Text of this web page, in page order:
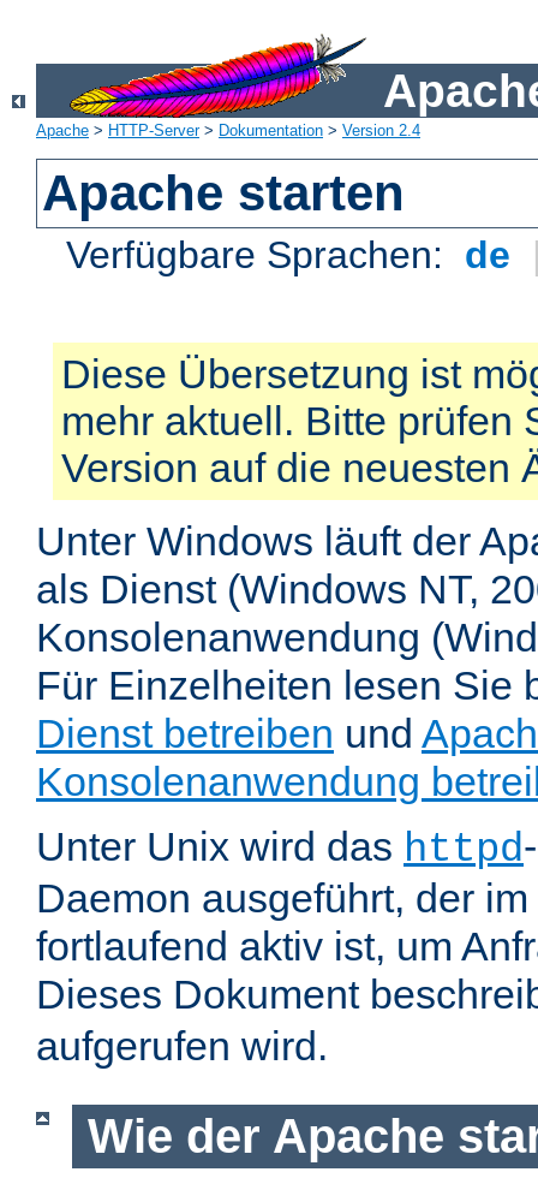
Apache > HTTP-Server> Dokumentation > Version 2.4
Apache starten
Verfügbare Sprachen: de
Diese Übersetzung ist
mehr aktuell. Bitte prüfen
Version auf die neuesten
Unter Windows läuft der
als Dienst (Windows NT,
Konsolenanwendung
Für Einzelheiten lesen Sie
Dienst betreiben und
Konsolenanwendung
Unter Unix wird das httpd
Daemon ausgeführt, der
fortlaufend aktiv ist, um
Dieses Dokument
aufgerufen wird.
Wie der Apache